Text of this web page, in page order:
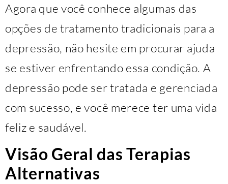
Agora que você conhece algumas das
opções de tratamento tradicionais para a
depressão, não hesite em procurar ajuda
se estiver enfrentando essa condição. A
depressão pode ser tratada e gerenciada
com sucesso, e você merece ter uma vida
feliz e saudável.
Visão Geral das Terapias
Alternativas